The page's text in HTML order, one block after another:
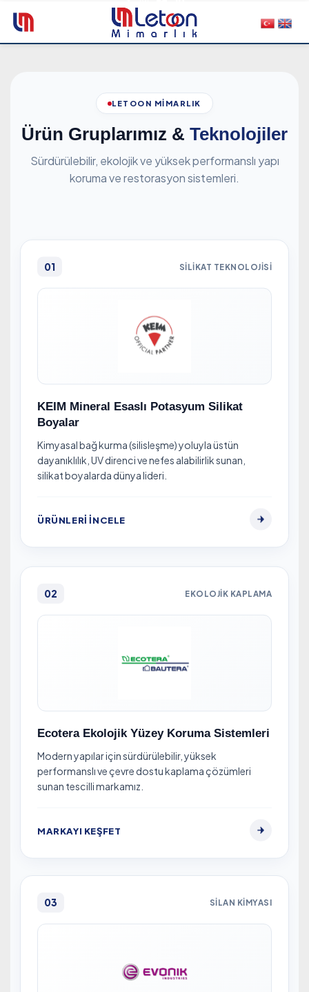
LETOON MIMARLIK
Ürün Gruplarımız & Teknolojiler
Sürdürülebilir, ekolojik ve yüksek performanslı yapı
koruma ve restorasyon sistemleri.
01 SILIKAT TEKNOLOJISI
KEIM Mineral Esaslı Potasyum Silikat
Boyalar
Kimyasal bağ kurma (silisleşme) yoluyla üstün
dayanıklılık, UV direnci ve nefes alabilirlik sunan,
silikat boyalarda dünya lideri.
ÜRÜNLERI İNCELE
02 EKOLOJIK KAPLAMA
Ecotera Ekolojik Yüzey Koruma Sistemleri
Modern yapılar için sürdürülebilir, yüksek
performanslı ve çevre dostu kaplama çözümleri
sunan tescilli markamız.
MARKAYI KEŞFET
03 SILAN KIMYASI